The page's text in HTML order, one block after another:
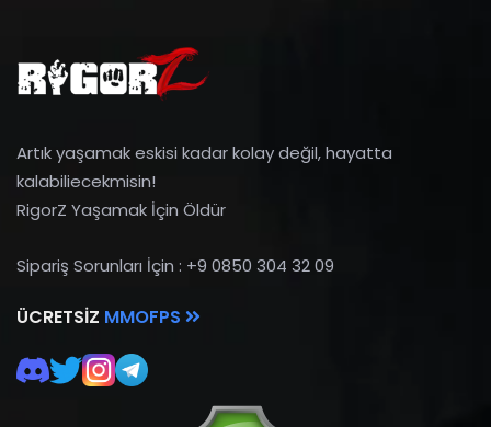
Artık yaşamak eskisi kadar kolay değil, hayatta
kalabiliecekmisin!
RigorZ Yaşamak İçin Öldür
Sipariş Sorunları İçin : +9 0850 304 32 09
ÜCRETSIZ MMOFPS